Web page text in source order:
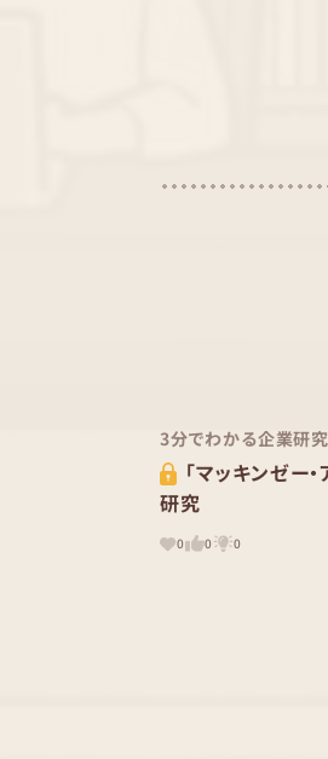
3分でわかる企業研究
「マッキンゼー
研究
0 0 0